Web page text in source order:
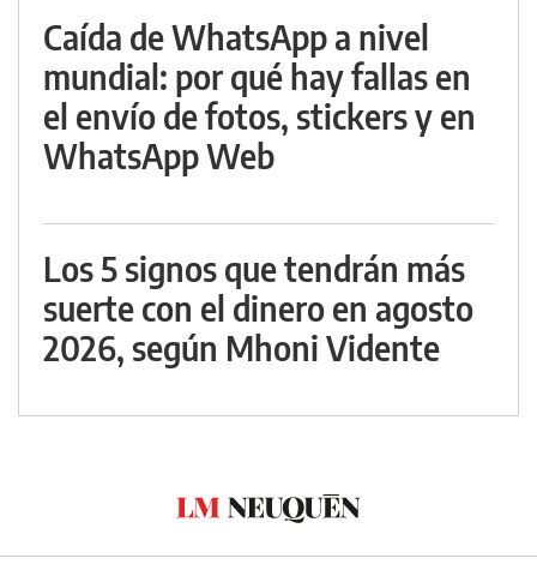
Caída de WhatsApp a nivel
mundial: por qué hay fallas en
el envío de fotos, stickers y en
WhatsApp Web
Los 5 signos que tendrán más
suerte con el dinero en agosto
2026, según Mhoni Vidente